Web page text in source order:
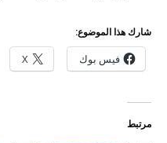
شارك هذا الموضوع:
فيس بوك X
مرتبط